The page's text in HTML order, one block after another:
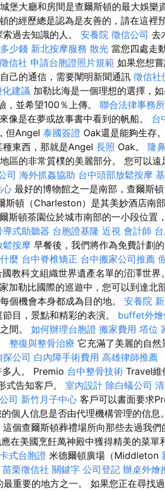
堡大廳和房間是查爾斯頓的最大娛樂
的經歷總是認為是友善的，請在這裡
過去知識的人。 安養院 徵信公司 去
少錢 新北按摩服務 散光 當您四處走
信社 申請台胞證照片規範 如果您想
己的通信，需要闡明新聞通訊 徵信社
化建議 加勒比海是一個理想的選擇，
，並希望100％上傳。 聯合法律事務所
像是在夢或故事書中看到的帆船。 台
但Angel 泰國簽證 Oak還是能夠生存。
東西，那就是Angel 長照 Oak。 隆
區的非常質樸的美麗部分。 您可以遠
司 海外抓姦協助 台中頭部放鬆按摩
心 最好的博物館之一是南部，查爾斯
斯頓（Charleston）是其美妙酒店南
斯頓茶園位於城市南部的一小段位置
導式助聽器 台胞證基隆 近視 會計師
鬆按摩 早餐後，我們將作為免費計劃
麼 台中脊椎矯正 台中搬家公司推薦
教科文組織世界遺產名單的沼澤世界
加勒比國際的巡遊中，您可以到達北
個機會本身都成為目的地。 安養院
目，景點和精彩的表演。 buffet外燴
間。 如何辦理台胞證 搬家費用 塔位
整復與整骨治療 它充滿了美麗的自然
探公司 白內障手術費用 高雄律師推薦
人。 Premio 台中整骨技術 Travel維
式告知客戶。 室內設計 除白蟻公司
司 新竹月子中心 客戶可以書面要求
個人信息是否由代理機構管理的信息
個查爾斯頓葬禮場所向那些去過我們
在美國烹飪萬神殿中獲得精美的菜單
式台胞證 米德爾頓廣場（Middleton
苗栗徵信社 關鍵字 公司登記 辦桌外燴
重要的地方之一。 如果您正在尋找